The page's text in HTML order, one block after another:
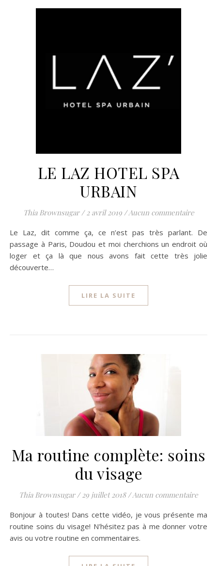
LE LAZ HOTEL SPA
URBAIN
Thia Brownsugar / 2 avril 2019 /Aucun commentaire
Le Laz, dit comme ça, ce n’est pas très parlant. De
passage à Paris, Doudou et moi cherchions un endroit où
loger et ça là que nous avons fait cette très jolie
découverte…
LIRE LA SUITE
Ma routine complète: soins
du visage
Thia Brownsugar / 29 juillet 2018 /Aucun commentaire
Bonjour à toutes! Dans cette vidéo, je vous présente ma
routine soins du visage! N'hésitez pas à me donner votre
avis ou votre routine en commentaires.